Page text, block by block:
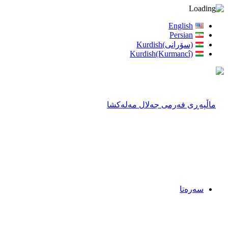
English
Persian
(سۆرانی)Kurdish
Kurdish(Kurmancî)
سەرەتا